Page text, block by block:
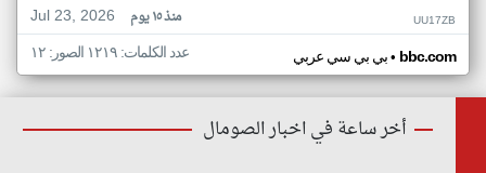
Jul 23, 2026
منذ ١٥ يوم UU17ZB
بي بي سي عربي• bbc.com عدد الكلمات: ١٢١٩ الصور: ١٢
أخر ساعة في اخبار الصومال